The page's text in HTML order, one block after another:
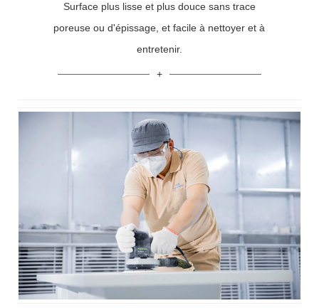
Surface plus lisse et plus douce sans trace
poreuse ou d'épissage, et facile à nettoyer et à
entretenir.